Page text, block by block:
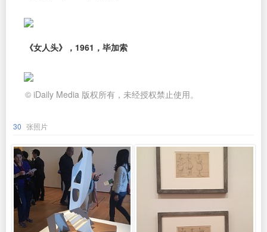
《女人头》，1961，毕加索
© iDaily Media 版权所有，未经授权禁止使用。
30 张照片